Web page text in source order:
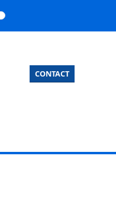
CONTACT